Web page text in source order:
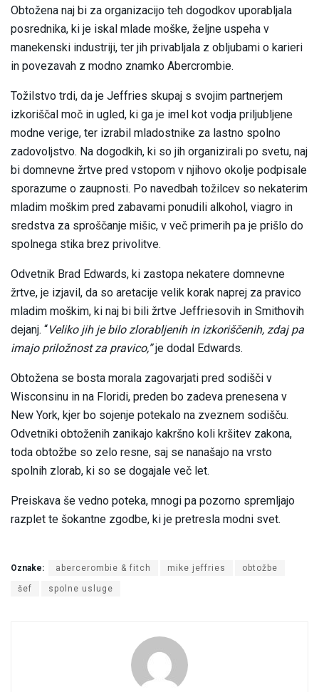
Obtožena naj bi za organizacijo teh dogodkov uporabljala
posrednika, ki je iskal mlade moške, željne uspeha v
manekenski industriji, ter jih privabljala z obljubami o karieri
in povezavah z modno znamko Abercrombie.
Tožilstvo trdi, da je Jeffries skupaj s svojim partnerjem
izkoriščal moč in ugled, ki ga je imel kot vodja priljubljene
modne verige, ter izrabil mladostnike za lastno spolno
zadovoljstvo. Na dogodkih, ki so jih organizirali po svetu, naj
bi domnevne žrtve pred vstopom v njihovo okolje podpisale
sporazume o zaupnosti. Po navedbah tožilcev so nekaterim
mladim moškim pred zabavami ponudili alkohol, viagro in
sredstva za sproščanje mišic, v več primerih pa je prišlo do
spolnega stika brez privolitve.
Odvetnik Brad Edwards, ki zastopa nekatere domnevne
žrtve, je izjavil, da so aretacije velik korak naprej za pravico
mladim moškim, ki naj bi bili žrtve Jeffriesovih in Smithovih
dejanj. “Veliko jih je bilo zlorabljenih in izkoriščenih, zdaj pa
imajo priložnost za pravico,”je dodal Edwards.
Obtožena se bosta morala zagovarjati pred sodišči v
Wisconsinu in na Floridi, preden bo zadeva prenesena v
New York, kjer bo sojenje potekalo na zveznem sodišču.
Odvetniki obtoženih zanikajo kakršno koli kršitev zakona,
toda obtožbe so zelo resne, saj se nanašajo na vrsto
spolnih zlorab, ki so se dogajale več let.
Preiskava še vedno poteka, mnogi pa pozorno spremljajo
razplet te šokantne zgodbe, ki je pretresla modni svet.
Oznake: abercerombie & fitch mike jeffries obtožbe
šef spolne usluge